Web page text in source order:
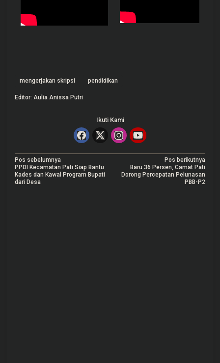
mengerjakan skripsi pendidikan
Editor: Aulia Anissa Putri
Ikuti Kami
N
a
Pos sebelumnya
PPDI Kecamatan Pati Siap Bantu
Kades dan Kawal Program Bupati
dari Desa
Pos berikutnya
Baru 36 Persen, Camat Pati
Dorong Percepatan Pelunasan
PBB-P2